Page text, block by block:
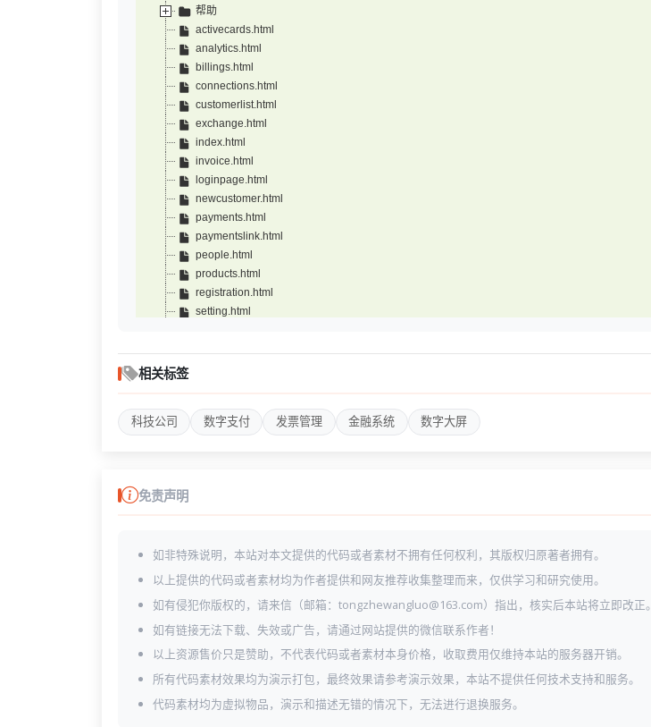
帮助
activecards.html
analytics.html
billings.html
connections.html
customerlist.html
exchange.html
index.html
invoice.html
loginpage.html
newcustomer.html
payments.html
paymentslink.html
people.html
products.html
registration.html
setting.html
相关标签
科技公司 数字支付 发票管理 金融系统 数字大屏
免责声明
如非特殊说明，本站对本文提供的代码或者素材不拥有任何权利，其版权归原著者拥有。
以上提供的代码或者素材均为作者提供和网友推荐收集整理而来，仅供学习和研究使用。
如有侵犯你版权的，请来信（邮箱：tongzhewangluo@163.com）指出，核实后本站将立即改正。
如有链接无法下载、失效或广告，请通过网站提供的微信联系作者！
以上资源售价只是赞助，不代表代码或者素材本身价格，收取费用仅维持本站的服务器开销。
所有代码素材效果均为演示打包，最终效果请参考演示效果，本站不提供任何技术支持和服务。
代码素材均为虚拟物品，演示和描述无错的情况下，无法进行退换服务。